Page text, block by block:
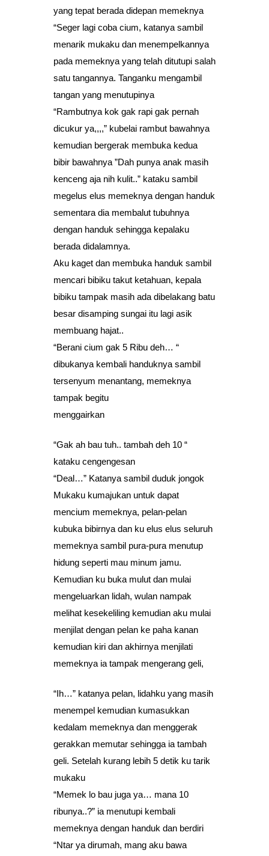
yang tepat berada didepan memeknya
“Seger lagi coba cium, katanya sambil
menarik mukaku dan menempelkannya
pada memeknya yang telah ditutupi salah
satu tangannya. Tanganku mengambil
tangan yang menutupinya
“Rambutnya kok gak rapi gak pernah
dicukur ya,,,,” kubelai rambut bawahnya
kemudian bergerak membuka kedua
bibir bawahnya ”Dah punya anak masih
kenceng aja nih kulit..” kataku sambil
megelus elus memeknya dengan handuk
sementara dia membalut tubuhnya
dengan handuk sehingga kepalaku
berada didalamnya.
Aku kaget dan membuka handuk sambil
mencari bibiku takut ketahuan, kepala
bibiku tampak masih ada dibelakang batu
besar disamping sungai itu lagi asik
membuang hajat..
“Berani cium gak 5 Ribu deh… “
dibukanya kembali handuknya sambil
tersenyum menantang, memeknya
tampak begitu
menggairkan
“Gak ah bau tuh.. tambah deh 10 “
kataku cengengesan
“Deal…” Katanya sambil duduk jongok
Mukaku kumajukan untuk dapat
mencium memeknya, pelan-pelan
kubuka bibirnya dan ku elus elus seluruh
memeknya sambil pura-pura menutup
hidung seperti mau minum jamu.
Kemudian ku buka mulut dan mulai
mengeluarkan lidah, wulan nampak
melihat kesekeliling kemudian aku mulai
menjilat dengan pelan ke paha kanan
kemudian kiri dan akhirnya menjilati
memeknya ia tampak mengerang geli,
“Ih…” katanya pelan, lidahku yang masih
menempel kemudian kumasukkan
kedalam memeknya dan menggerak
gerakkan memutar sehingga ia tambah
geli. Setelah kurang lebih 5 detik ku tarik
mukaku
“Memek lo bau juga ya… mana 10
ribunya..?” ia menutupi kembali
memeknya dengan handuk dan berdiri
“Ntar ya dirumah, mang aku bawa